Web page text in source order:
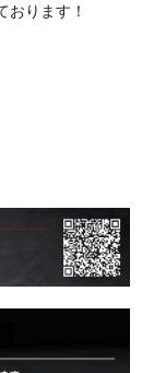
おります！